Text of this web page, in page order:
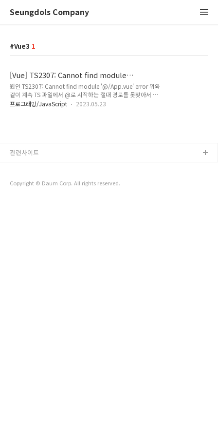
Seungdols Company
Vue3 1
[Vue] TS2307: Cannot find module
'@/App.vue' error
원인 TS2307: Cannot find module '@/App.vue' error 위와
같이 계속 TS 파일에서 @로 시작하는 절대 경로를 못찾아서 이
상했다. 빌드를 하면, 실제 경로를 잘 찾는다. 해결방법 vue3의
TypeScript dev environment ..
프로그래밍/JavaScript 2023.05.23
Copyright © Daum Corp. All rights reserved.
관련사이트